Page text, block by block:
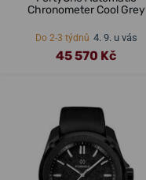
Chronometer Cool Grey
Do 2-3 týdnů 4. 9. u vás
45 570 Kč